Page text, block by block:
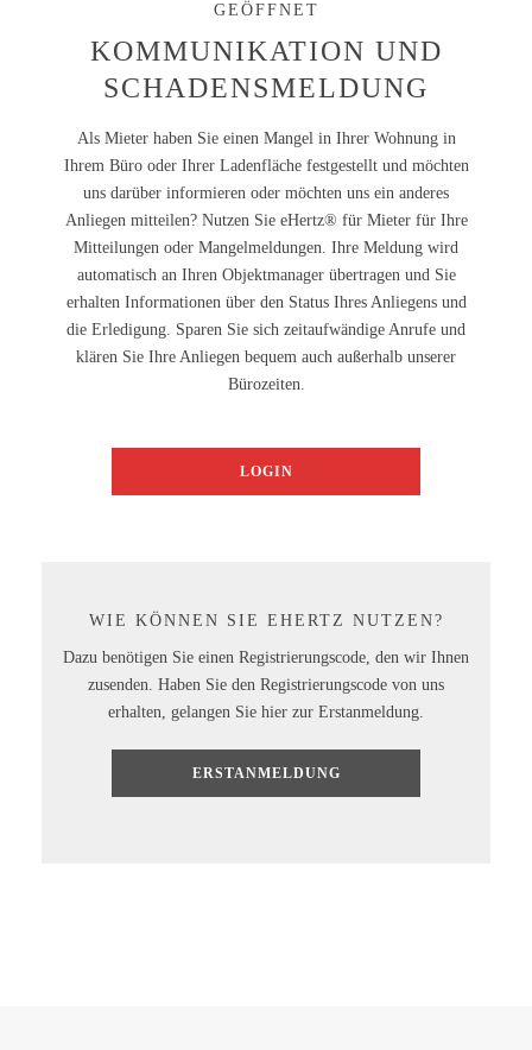
GEÖFFNET
KOMMUNIKATION UND
SCHADENSMELDUNG
Als Mieter haben Sie einen Mangel in Ihrer Wohnung in
Ihrem Büro oder Ihrer Ladenfläche festgestellt und möchten
uns darüber informieren oder möchten uns ein anderes
Anliegen mitteilen? Nutzen Sie eHertz® für Mieter für Ihre
Mitteilungen oder Mangelmeldungen. Ihre Meldung wird
automatisch an Ihren Objektmanager übertragen und Sie
erhalten Informationen über den Status Ihres Anliegens und
die Erledigung. Sparen Sie sich zeitaufwändige Anrufe und
klären Sie Ihre Anliegen bequem auch außerhalb unserer
Bürozeiten.
LOGIN
WIE KÖNNEN SIE EHERTZ NUTZEN?
Dazu benötigen Sie einen Registrierungscode, den wir Ihnen
zusenden. Haben Sie den Registrierungscode von uns
erhalten, gelangen Sie hier zur Erstanmeldung.
ERSTANMELDUNG